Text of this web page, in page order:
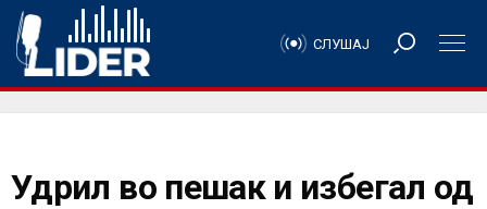
СЛУШАЈ
Удрил во пешак и избегал од